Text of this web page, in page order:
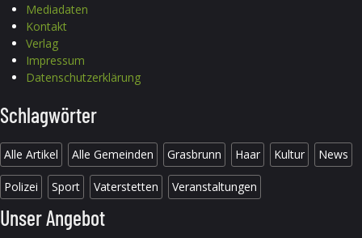
Mediadaten
Kontakt
Verlag
Impressum
Datenschutzerklärung
Schlagwörter
Alle Artikel Alle Gemeinden Grasbrunn Haar Kultur News
Polizei Sport Vaterstetten Veranstaltungen
Unser Angebot